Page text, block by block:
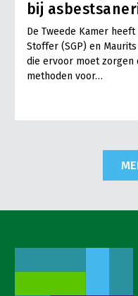
bij
De Tweede Kamer
Stoffer (SGP) en
die ervoor moet zorgen
methoden voor…